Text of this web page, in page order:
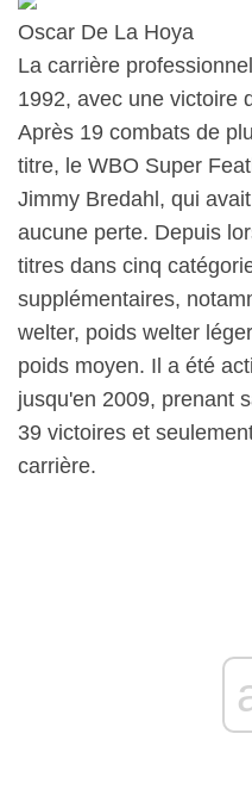
Oscar De La Hoya
La carrière
1992, avec une victoire
Après 19 combats de
titre, le WBO Super
Jimmy Bredahl, qui
aucune perte. Depuis
titres dans cinq
supplémentaires,
welter, poids welter
poids moyen. Il a été
jusqu'en 2009, prenant
39 victoires et
carrière.